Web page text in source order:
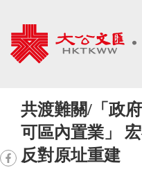
共渡難關/「政
可區內置業」
反對原址重建